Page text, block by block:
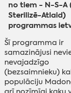
no tiem - N-S-A
Sterilizē-Atlaid)
programmas
Šī programma ir
samazinājusi
nevajadzīgo
(bezsaimnieku)
populāciju